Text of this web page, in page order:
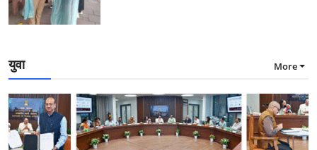
युवा More